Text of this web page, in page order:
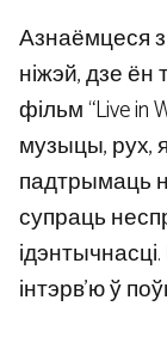
Азнаёмцеся
ніжэй, дзе
фільм “Live in
музыцы, рух,
падтрымаць
супраць
інтэрв’ю ў